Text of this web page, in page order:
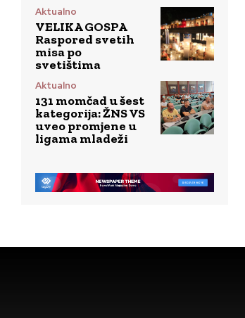
Aktualno
VELIKA GOSPA
Raspored svetih
misa po
svetištima
Aktualno
131 momčad u šest
kategorija: ŽNS VS
uveo promjene u
ligama mladeži